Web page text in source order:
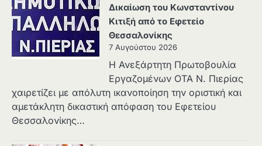
Δικαίωση του Κωνσταντίνου
Κιτιξή από το Εφετείο
Θεσσαλονίκης
7 Αυγούστου 2026
Η Ανεξάρτητη Πρωτοβουλία
Εργαζομένων ΟΤΑ Ν. Πιερίας
χαιρετίζει με απόλυτη ικανοποίηση την οριστική και
αμετάκλητη δικαστική απόφαση του Εφετείου
Θεσσαλονίκης…